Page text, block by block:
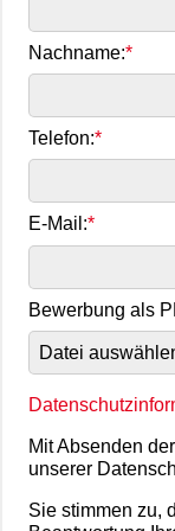
Nachname:
Telefon:
E-Mail:
Bewerbung als
Datei
Mit Absenden
unserer
Sie stimmen zu,